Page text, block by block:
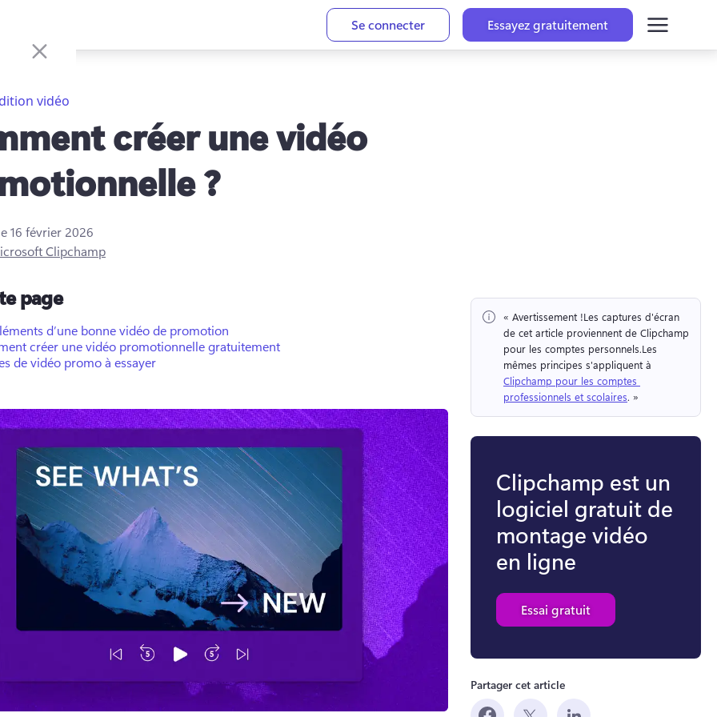
Se connecter Essayez gratuitement
vidéo
créer une vidéo
?
16 février 2026
Clipchamp
page
d’une bonne vidéo de promotion
créer une vidéo promotionnelle gratuitement
de vidéo promo à essayer
« Avertissement !Les captures d'écran
de cet article proviennent de Clipchamp
pour les comptes personnels.Les
Clipchamp pour les comptes
professionnels et scolaires. »
Clipchamp est un
logiciel gratuit de
montage vidéo
en ligne
Essai gratuit
Partager cet article